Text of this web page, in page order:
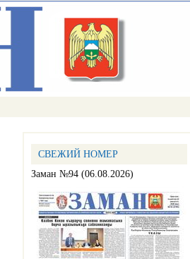
СВЕЖИЙ НОМЕР
Заман №94 (06.08.2026)